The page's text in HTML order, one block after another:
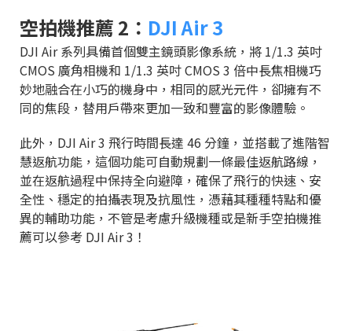
空拍機推薦 2： DJI Air 3
DJI Air 系列具備首個雙主鏡頭影像系統，將 1/1.3 英吋
CMOS 廣角相機和 1/1.3 英吋 CMOS 3 倍中長焦相機巧
妙地融合在小巧的機身中，相同的感光元件，卻擁有不
同的焦段，替用戶帶來更加一致和豐富的影像體驗。
此外，DJI Air 3 飛行時間長達 46 分鐘，並搭載了進階智
慧返航功能，這個功能可自動規劃一條最佳返航路線，
並在返航過程中保持全向避障，確保了飛行的快速、安
全性、穩定的拍攝表現及抗風性，憑藉其種種特點和優
異的輔助功能，不管是考慮升級機種或是新手空拍機推
薦可以參考 DJI Air 3！